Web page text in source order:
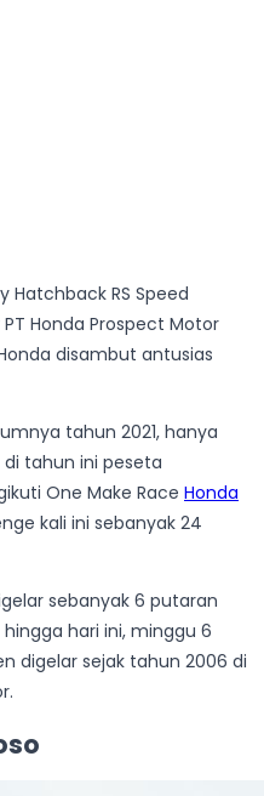
Hatchback RS Speed
Honda Prospect Motor
disambut antusias
tahun 2021, hanya
di tahun ini peseta
One Make Race Honda
kali ini sebanyak 24
sebanyak 6 putaran
hari ini, minggu 6
digelar sejak tahun 2006 di